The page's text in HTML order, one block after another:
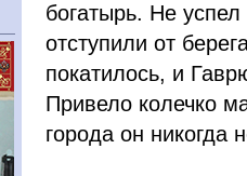
богатырь. Не
отступили от
покатилось, и
Привело колечко
города он никогда